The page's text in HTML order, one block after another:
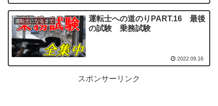
運転士になるまで
運転士への道のりPART.16 最後
の試験 乗務試験
2022.09.16
スポンサーリンク